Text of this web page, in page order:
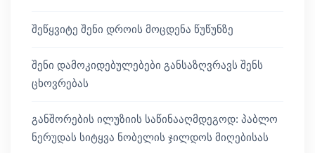
შეწყვიტე შენი დროის მოცდენა წუწუნზე
შენი დამოკიდებულებები განსაზღვრავს შენს
ცხოვრებას
განშორების ილუზიის საწინააღმდეგოდ: პაბლო
ნერუდას სიტყვა ნობელის ჯილდოს მიღებისას